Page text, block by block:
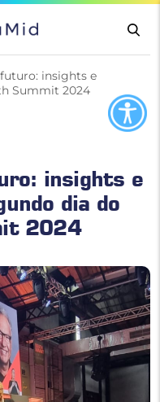
insights e
Summit 2024
insights e
dia do
2024